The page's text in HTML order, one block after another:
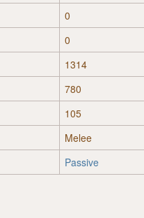
0
0
1314
780
105
Melee
Passive